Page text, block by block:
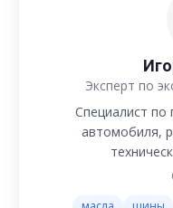
Эксперт по
Специалист по
автомобиля,